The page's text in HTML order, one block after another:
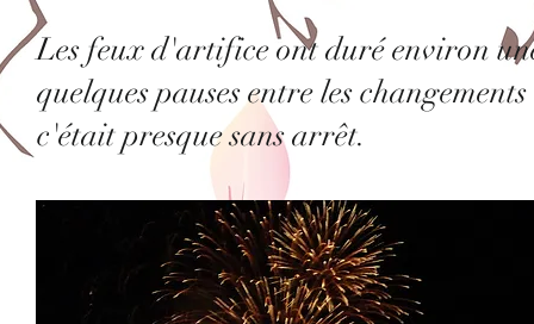
Les feux d'artifice ont duré environ
quelques pauses entre les
c'était presque sans arrêt.